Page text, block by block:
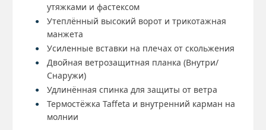
утяжками и фастексом
Утеплённый высокий ворот и трикотажная
манжета
Усиленные вставки на плечах от скольжения
Двойная ветрозащитная планка (Внутри/
Снаружи)
Удлинённая спинка для защиты от ветра
Термостёжка Taffeta и внутренний карман на
молнии